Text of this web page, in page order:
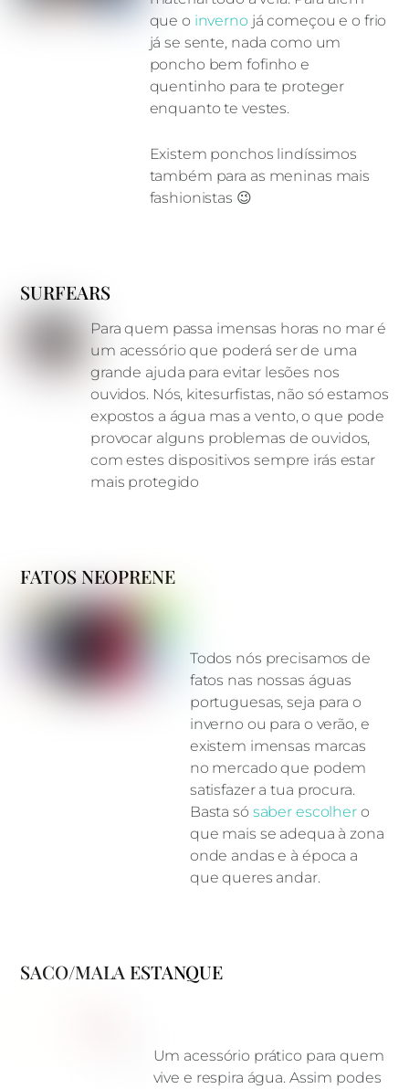
que o inverno já começou e o frio
já se sente, nada como um
poncho bem fofinho e
quentinho para te proteger
enquanto te vestes.
Existem ponchos lindíssimos
também para as meninas mais
fashionistas 😉
SURFEARS
Para quem passa imensas horas no mar é
um acessório que poderá ser de uma
grande ajuda para evitar lesões nos
ouvidos. Nós, kitesurfistas, não só estamos
expostos a água mas a vento, o que pode
provocar alguns problemas de ouvidos,
com estes dispositivos sempre irás estar
mais protegido
FATOS NEOPRENE
Todos nós precisamos de
fatos nas nossas águas
portuguesas, seja para o
inverno ou para o verão, e
existem imensas marcas
no mercado que podem
satisfazer a tua procura.
Basta só saber escolhero
que mais se adequa à zona
onde andas e à época a
que queres andar.
SACO/MALA ESTANQUE
Um acessório prático para quem
vive e respira água. Assim podes